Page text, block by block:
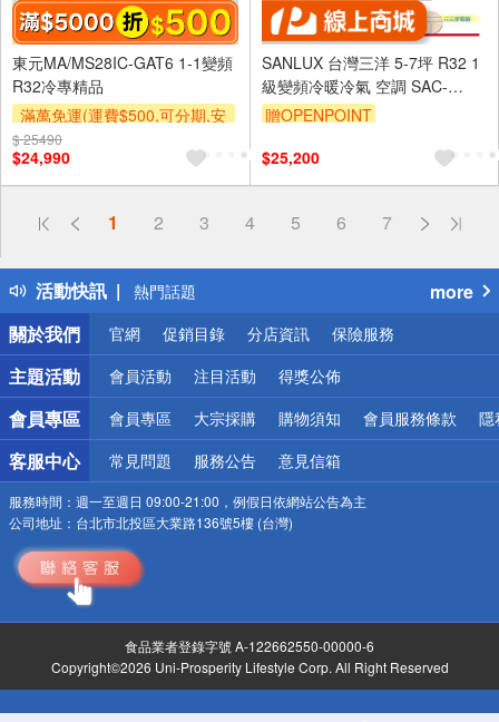
東元MA/MS28IC-GAT6 1-1變頻
R32冷專精品
滿萬免運(運費$500,可分期,安
裝跨區費另計,單品未滿1萬元
及使用6期以上分期0利率,需付
基本安裝運費)
$ 25490
$24,990
SANLUX 台灣三洋 5-7坪 R32 1
級變頻冷暖冷氣 空調 SAC-
V36HR3/SAE-V36HR3
贈OPENPOINT
$25,200
1 2 3 4 5 6 7
活動快訊
偏遠地區配送
得獎公告
熱門話題
銀行優惠
偏遠地區配送
詐騙網頁！請小心！
more
關於我們
官網 促銷目錄 分店資訊 保險服務
主題活動 會員活動 注目活動 得獎公佈
會員專區 會員專區 大宗採購 購物須知 會員服務條款 隱
客服中心 常見問題 服務公告 意見信箱
服務時間： 週一至週日 09:00-21:00，例假日依網站公告為主
公司地址： 台北市北投區大業路136號5樓 (台灣)
食品業者登錄字號 A-122662550-00000-6
Copyright©2026 Uni-Prosperity Lifestyle Corp. All Right Reserved